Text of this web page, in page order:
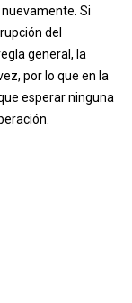
Si
del
general, la
por lo que en la
esperar ninguna